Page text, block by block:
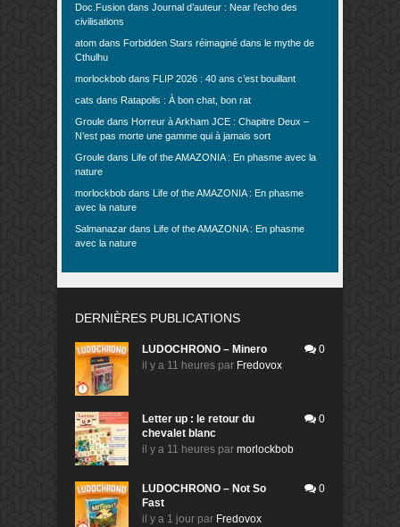
Doc.Fusion dans Journal d’auteur : Near l’echo des
civilisations
atom dans Forbidden Stars réimaginé dans le mythe de
Cthulhu
morlockbob dans FLIP 2026 : 40 ans c’est bouillant
cats dans Ratapolis : À bon chat, bon rat
Groule dans Horreur à Arkham JCE : Chapitre Deux –
N’est pas morte une gamme qui à jamais sort
Groule dans Life of the AMAZONIA : En phasme avec la
nature
morlockbob dans Life of the AMAZONIA : En phasme
avec la nature
Salmanazar dans Life of the AMAZONIA : En phasme
avec la nature
DERNIÈRES PUBLICATIONS
LUDOCHRONO – Minero
il y a 11 heures par Fredovox
0
Letter up : le retour du
chevalet blanc
il y a 11 heures par morlockbob
0
LUDOCHRONO – Not So
Fast
il y a 1 jour par Fredovox
0